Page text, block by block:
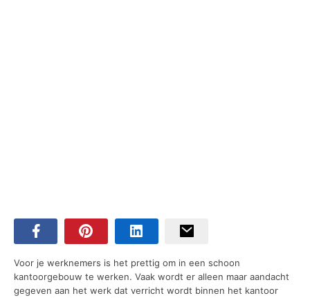
Voor je werknemers is het prettig om in een schoon
kantoorgebouw te werken. Vaak wordt er alleen maar aandacht
gegeven aan het werk dat verricht wordt binnen het kantoor